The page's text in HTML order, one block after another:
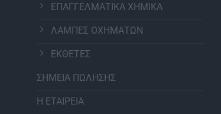
ΕΠΑΓΓΕΛΜΑΤΙΚΑ ΧΗΜΙΚΑ
ΛΑΜΠΕΣ ΟΧΗΜΑΤΩΝ
ΕΚΘΕΤΕΣ
ΣΗΜΕΙΑ ΠΩΛΗΣΗΣ
Η ΕΤΑΙΡΕΙΑ